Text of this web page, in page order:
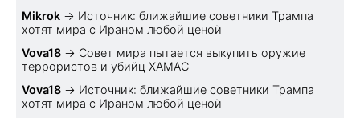
Mikrok → Источник: ближайшие советники Трампа
хотят мира с Ираном любой ценой
Vova18 → Совет мира пытается выкупить оружие
террористов и убийц ХАМАС
Vova18 → Источник: ближайшие советники Трампа
хотят мира с Ираном любой ценой